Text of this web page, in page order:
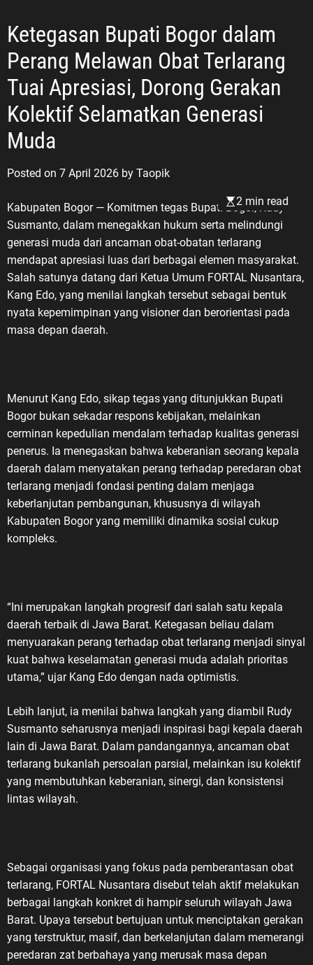
Ketegasan Bupati Bogor dalam
Perang Melawan Obat Terlarang
Tuai Apresiasi, Dorong Gerakan
Kolektif Selamatkan Generasi
Muda
Posted on 7 April 2026 by Taopik
2 min read
Kabupaten Bogor — Komitmen tegas Bupati Bogor, Rudy
Susmanto, dalam menegakkan hukum serta melindungi
generasi muda dari ancaman obat-obatan terlarang
mendapat apresiasi luas dari berbagai elemen masyarakat.
Salah satunya datang dari Ketua Umum FORTAL Nusantara,
Kang Edo, yang menilai langkah tersebut sebagai bentuk
nyata kepemimpinan yang visioner dan berorientasi pada
masa depan daerah.
Menurut Kang Edo, sikap tegas yang ditunjukkan Bupati
Bogor bukan sekadar respons kebijakan, melainkan
cerminan kepedulian mendalam terhadap kualitas generasi
penerus. Ia menegaskan bahwa keberanian seorang kepala
daerah dalam menyatakan perang terhadap peredaran obat
terlarang menjadi fondasi penting dalam menjaga
keberlanjutan pembangunan, khususnya di wilayah
Kabupaten Bogor yang memiliki dinamika sosial cukup
kompleks.
“Ini merupakan langkah progresif dari salah satu kepala
daerah terbaik di Jawa Barat. Ketegasan beliau dalam
menyuarakan perang terhadap obat terlarang menjadi sinyal
kuat bahwa keselamatan generasi muda adalah prioritas
utama,” ujar Kang Edo dengan nada optimistis.
Lebih lanjut, ia menilai bahwa langkah yang diambil Rudy
Susmanto seharusnya menjadi inspirasi bagi kepala daerah
lain di Jawa Barat. Dalam pandangannya, ancaman obat
terlarang bukanlah persoalan parsial, melainkan isu kolektif
yang membutuhkan keberanian, sinergi, dan konsistensi
lintas wilayah.
Sebagai organisasi yang fokus pada pemberantasan obat
terlarang, FORTAL Nusantara disebut telah aktif melakukan
berbagai langkah konkret di hampir seluruh wilayah Jawa
Barat. Upaya tersebut bertujuan untuk menciptakan gerakan
yang terstruktur, masif, dan berkelanjutan dalam memerangi
peredaran zat berbahaya yang merusak masa depan